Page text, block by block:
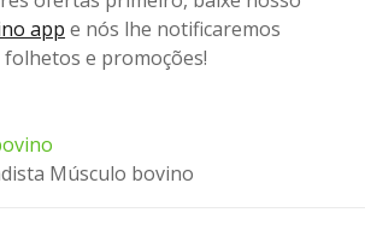
app e nós lhe notificaremos
e promoções!
Músculo bovino